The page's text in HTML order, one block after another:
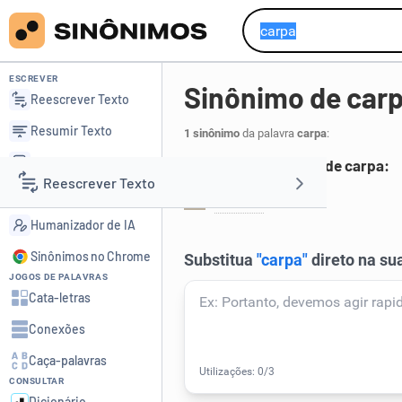
Reescrever Texto
Resumir Texto
Corrigir Texto
Detector de IA
Humanizador de IA
ESCREVER
Reescrever Texto
Resumir Texto
Detector de IA
Humanizador de IA
Sinônimos no Chrome
JOGOS DE PALAVRAS
Cata-letras
Conexões
Caça-palavras
CONSULTAR
Sinônimo de
1 sinônimoda palavra carpa:
Principais sinônimos de carpa: